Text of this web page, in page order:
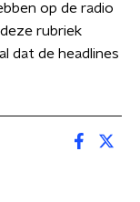
op de radio
rubriek
dat de headlines